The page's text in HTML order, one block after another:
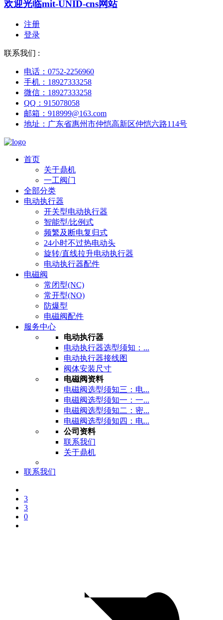
欢迎光临mit-UNID-cns网站
注册
登录
联系我们 :
电话：0752-2256960
手机：18927333258
微信：18927333258
QQ：915078058
邮箱：918999@163.com
地址：广东省惠州市仲恺高新区仲恺六路114号
首页
关于鼎机
一工阀门
全部分类
电动执行器
开关型电动执行器
智能型/比例式
频繁及断电复归式
24小时不过热电动头
旋转/直线拉升电动执行器
电动执行器配件
电磁阀
常闭型(NC)
常开型(NO)
防爆型
电磁阀配件
服务中心
电动执行器
电动执行器选型须知：...
电动执行器接线图
阀体安装尺寸
电磁阀资料
电磁阀选型须知三：电...
电磁阀选型须知一：一...
电磁阀选型须知二：密...
电磁阀选型须知四：电...
公司资料
联系我们
关于鼎机
联系我们
3
3
0